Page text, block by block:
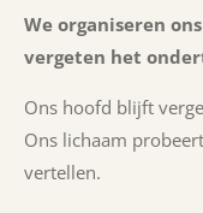
We organiseren
vergeten het
Ons hoofd blijft
Ons lichaam probeert
vertellen.